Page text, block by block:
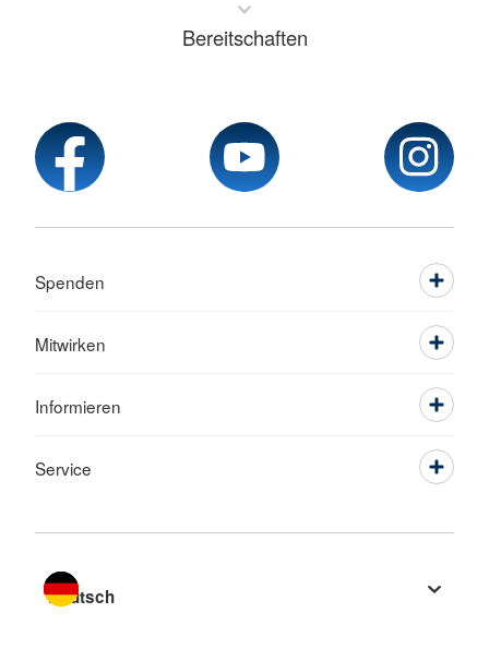
Bereitschaften
Spenden
Mitwirken
Informieren
Service
Sprache wechseln zu